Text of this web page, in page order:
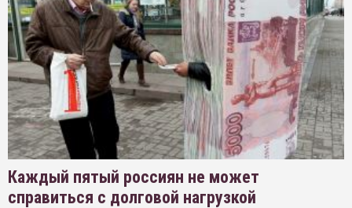
Каждый пятый россиян не может
справиться с долговой нагрузкой